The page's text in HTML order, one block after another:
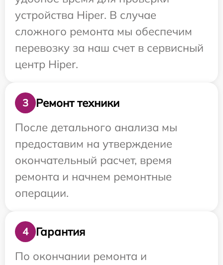
устройства Hiper. В случае
сложного ремонта мы обеспечим
перевозку за наш счет в сервисный
центр Hiper.
3
Ремонт техники
После детального анализа мы
предоставим на утверждение
окончательный расчет, время
ремонта и начнем ремонтные
операции.
4
Гарантия
По окончании ремонта и